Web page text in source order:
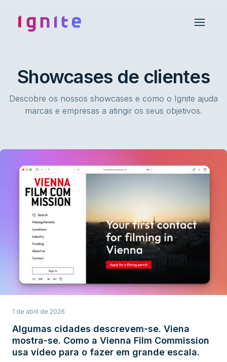
Ignite • Video Experience Cloud
Open
Showcases de clientes
Descobre os nossos showcases e como o Ignite ajuda
marcas e empresas a atingir os seus objetivos.
1 de abril de 2026
Algumas cidades descrevem-se. Viena
mostra-se. Como a Vienna Film Commission
usa vídeo para o fazer em grande escala.